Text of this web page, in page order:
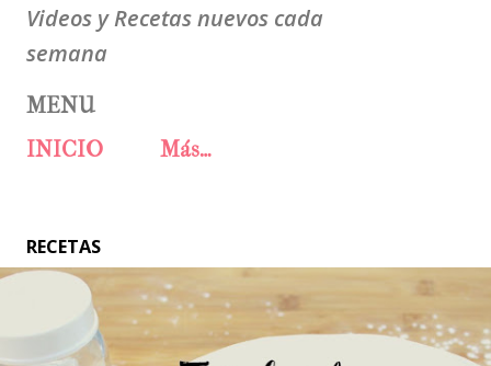
Videos y Recetas nuevos cada
semana
MENU
INICIO
Más…
RECETAS